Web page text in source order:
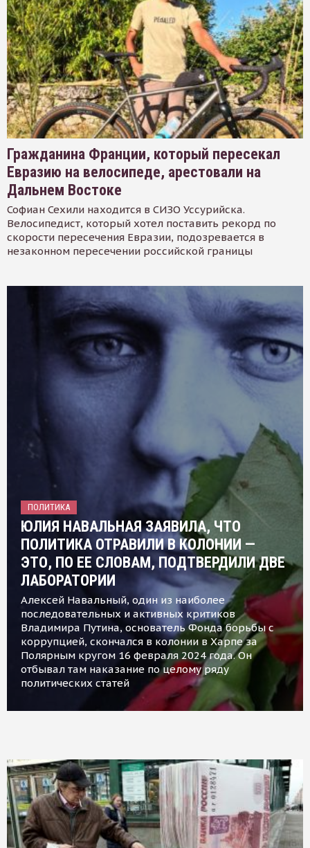
Гражданина Франции, который пересекал
Евразию на велосипеде, арестовали на
Дальнем Востоке
Софиан Сехили находится в СИЗО Уссурийска.
Велосипедист, который хотел поставить рекорд по
скорости пересечения Евразии, подозревается в
незаконном пересечении российской границы
ПОЛИТИКА
ЮЛИЯ НАВАЛЬНАЯ ЗАЯВИЛА, ЧТО
ПОЛИТИКА ОТРАВИЛИ В КОЛОНИИ —
ЭТО, ПО ЕЕ СЛОВАМ, ПОДТВЕРДИЛИ ДВЕ
ЛАБОРАТОРИИ
Алексей Навальный, один из наиболее
последовательных и активных критиков
Владимира Путина, основатель Фонда борьбы с
коррупцией, скончался в колонии в Харпе за
Полярным кругом 16 февраля 2024 года. Он
отбывал там наказание по целому ряду
политических статей